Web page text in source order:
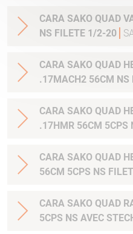
CARA SAKO QUAD
NS FILETE 1/2-20
CARA SAKO QUAD
.17MACH2 56CM NS
CARA SAKO QUAD
.17HMR 56CM 5CPS
CARA SAKO QUAD
56CM 5CPS NS
CARA SAKO QUAD
5CPS NS AVEC